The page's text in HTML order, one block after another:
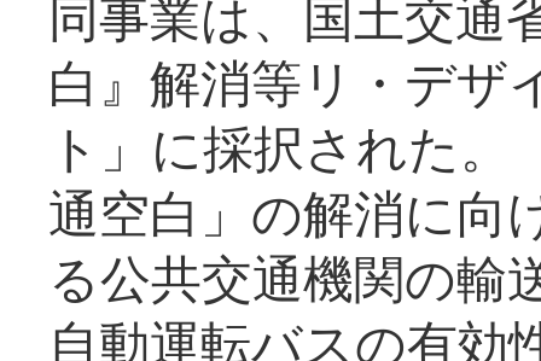
同事業は、国土交通
白』解消等リ・デザ
ト」に採択された
通空白」の解消に向
る公共交通機関の輸
自動運転バスの有効